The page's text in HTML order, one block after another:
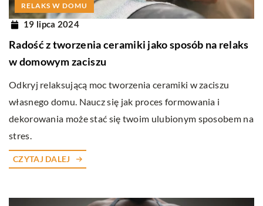
RELAKS W DOMU
19 lipca 2024
Radość z tworzenia ceramiki jako sposób na relaks
w domowym zaciszu
Odkryj relaksującą moc tworzenia ceramiki w zaciszu
własnego domu. Naucz się jak proces formowania i
dekorowania może stać się twoim ulubionym sposobem na
stres.
CZYTAJ DALEJ